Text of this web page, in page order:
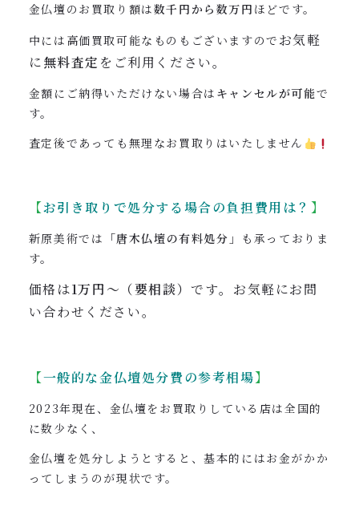
金仏壇のお買取り額は数千円から数万円 ほどです。
中には高価買取可能なものもございますので お気軽
に無料査定 をご利用ください。
金額にご納得いただけない場合は キャンセルが可能で
す。
査定後であっても無理なお買取りはいたしません
【お引き取りで処分する場合の負担費用は？ 】
新原美術では 「唐木仏壇の有料処分」
も承っておりま
す。
価格は1万円〜（要相談）です。 お気軽にお問
い合わせください。
【一般的な金仏壇処分費の参考相場】
2023年現在、金仏壇をお買取りしている店は全国的
に数少なく、
金仏壇を処分しようとすると、基本的にはお金がかか
ってしまうのが現状です。